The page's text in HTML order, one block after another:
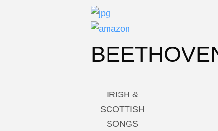
IRISH &
SCOTTISH
SONGS